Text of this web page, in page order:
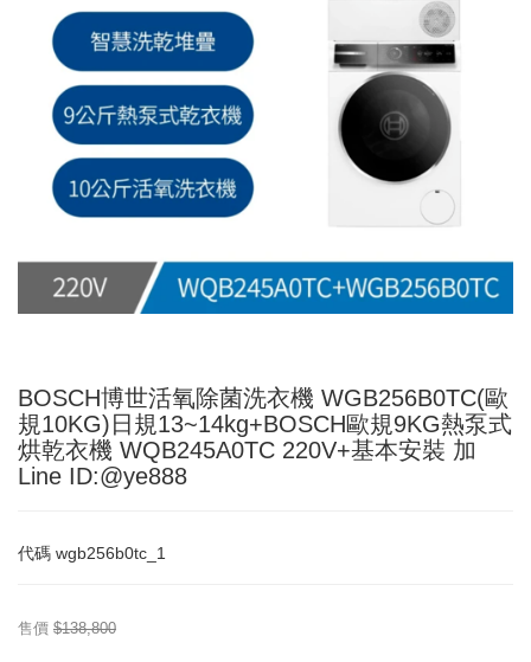
BOSCH博世活氧除菌洗衣機 WGB256B0TC(歐
規10KG)日規13~14kg+BOSCH歐規9KG熱泵式
烘乾衣機 WQB245A0TC 220V+基本安裝 加
Line ID:@ye888
代碼 wgb256b0tc_1
售價 $138,800